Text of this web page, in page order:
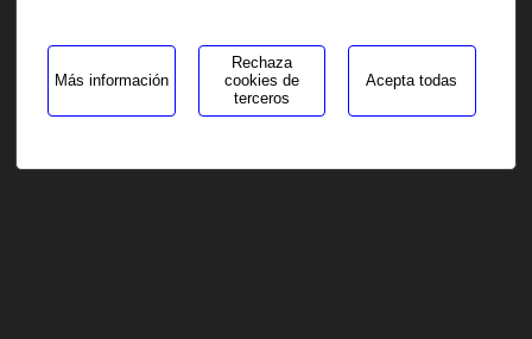
Más información
Rechaza
cookies de
terceros
Acepta todas